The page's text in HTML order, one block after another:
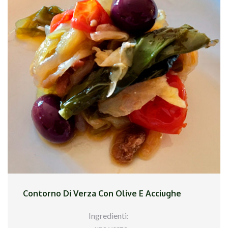
paio di ore, cambiando l`acqua ogni 30 minuti.
Mettere il coniglio in padella, accendere il fuoco
allegro e scolare il liquido di cottura un paio di
volte per eliminare il sapore di selvatico. Versare
l`olio in quantità abbondante. Lasciare rosolare la
carne, nel frattempo preparare in un contenitore
una miscela di aceto e vino con l`0aglio, il
rosmarino, la salvia e il peperoncino. Quando il
coniglio ha raggiunto una colorazione dorata,
versare la miscela aromatica. Lasciare evaporare
un po` i fumi dell`aceto e aggiungere le olive e un
pizzico di sale. Coprire la padella e lasciar
cuocere a fuoco lento per circa 40 minuti.
Aggiungere acqua e vino fino al raggiungimento
Contorno Di Verza Con Olive E Acciughe
Ingredienti: